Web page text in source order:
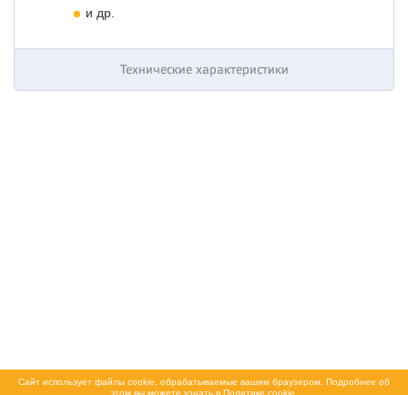
и др.
Технические характеристики
Сайт использует файлы cookie, обрабатываемые вашим браузером. Подробнее об
этом вы можете узнать в Политике cookie